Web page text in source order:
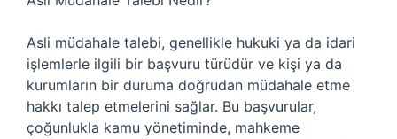
Asli müdahale talebi, genellikle hukuki ya da idari
işlemlerle ilgili bir başvuru türüdür ve kişi ya da
kurumların bir duruma doğrudan müdahale etme
hakkı talep etmelerini sağlar. Bu başvurular,
çoğunlukla kamu yönetiminde, mahkeme